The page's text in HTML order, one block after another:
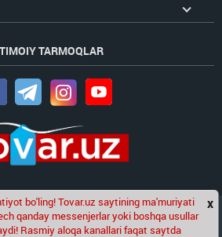
TARMOQLAR
kompaniyasining loyihasi
Chat x
bo'ling! Tovar.uz saytining ma'muriyati
qanday messenjerlar yoki boshqa usullar
Rasmiy aloqa kanallari faqat saytda